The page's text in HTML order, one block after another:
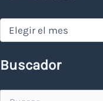
Hemeroteca
Buscador